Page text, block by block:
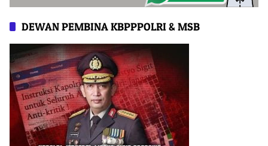
DEWAN PEMBINA KBPPPOLRI & MSB